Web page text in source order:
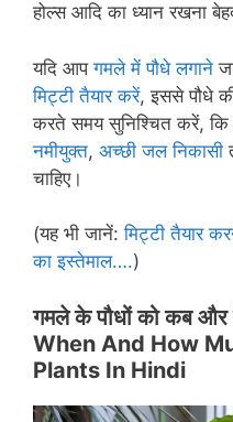
होल्स आदि का ध्यान रखना
यदि आपगमले में पौधे लगाने
मिट्टी तैयार करें, इससे पौधे की
करते समय सुनिश्चित करें, कि
नमीयुक्त, अच्छी जल निकासी
चाहिए।
(यह भी जानें:मिट्टी तैयार
का इस्तेमाल….)
गमले के पौधों को कब और
When And How
Plants In Hindi